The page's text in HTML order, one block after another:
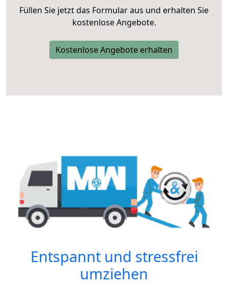
Füllen Sie jetzt das Formular aus und erhalten Sie
kostenlose Angebote.
Kostenlose Angebote erhalten
Entspannt und stressfrei
umziehen